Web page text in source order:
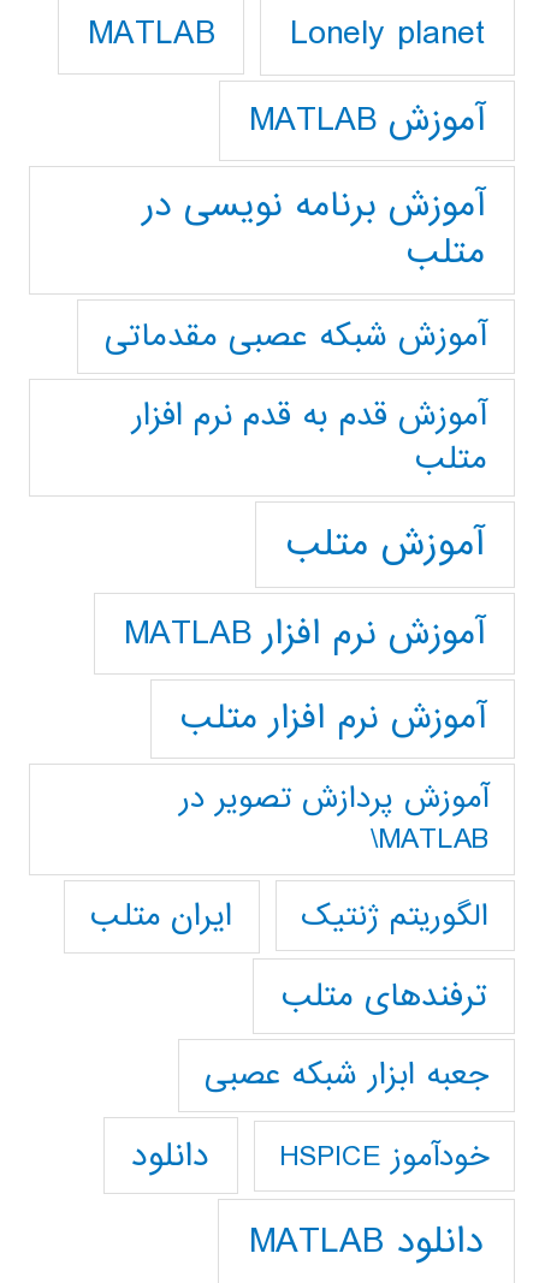
Lonely planet
MATLAB
آموزش MATLAB
آموزش برنامه نویسی در
متلب
آموزش شبکه عصبی مقدماتی
آموزش قدم به قدم نرم افزار
متلب
آموزش متلب
آموزش نرم افزار MATLAB
آموزش نرم افزار متلب
آموزش پردازش تصوير در
MATLAB\
الگوریتم ژنتیک
ایران متلب
ترفندهای متلب
جعبه ابزار شبکه عصبی
خودآموز HSPICE دانلود
دانلود MATLAB